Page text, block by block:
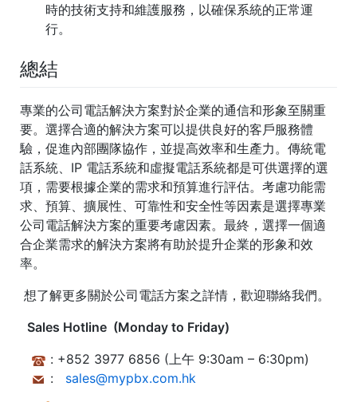
時的技術支持和維護服務，以確保系統的正常運
行。
總結
專業的公司電話解決方案對於企業的通信和形象至關重
要。選擇合適的解決方案可以提供良好的客戶服務體
驗，促進內部團隊協作，並提高效率和生產力。傳統電
話系統、IP 電話系統和虛擬電話系統都是可供選擇的選
項，需要根據企業的需求和預算進行評估。考慮功能需
求、預算、擴展性、可靠性和安全性等因素是選擇專業
公司電話解決方案的重要考慮因素。最終，選擇一個適
合企業需求的解決方案將有助於提升企業的形象和效
率。
想了解更多關於公司電話方案之詳情，歡迎聯絡我們。
Sales Hotline (Monday to Friday)
: +852 3977 6856 (上午 9:30am – 6:30pm)
: sales@mypbx.com.hk